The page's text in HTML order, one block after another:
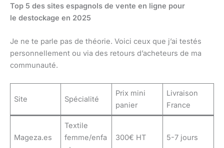
Top 5 des sites espagnols de vente en ligne pour
le destockage en 2025
Je ne te parle pas de théorie. Voici ceux que j’ai testés
personnellement ou via des retours d’acheteurs de ma
communauté.
Site Spécialité
Prix mini
panier
Livraison
France
Mageza.es
Textile
femme/enfa
300€ HT 5-7 jours